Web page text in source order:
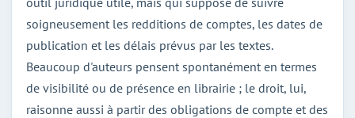
soigneusement les redditions de comptes, les dates de
publication et les délais prévus par les textes.
Beaucoup d'auteurs pensent spontanément en termes
de visibilité ou de présence en librairie ; le droit, lui,
raisonne aussi à partir des obligations de compte et des